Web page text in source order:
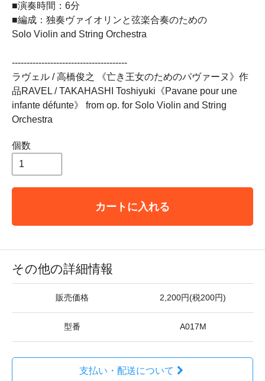
■演奏時間：6分
■編成：独奏ヴァイオリンと弦楽合奏のための
Solo Violin and String Orchestra
---------------------------------------
ラヴェル / 高橋俊之 《亡き王女のためのパヴァーヌ》作
品RAVEL / TAKAHASHI Toshiyuki《Pavane pour une
infante défunte》 from op. for Solo Violin and String
Orchestra
個数
カートに入れる
その他の詳細情報
販売価格 2,200円(税200円)
型番 A017M
支払い・配送について